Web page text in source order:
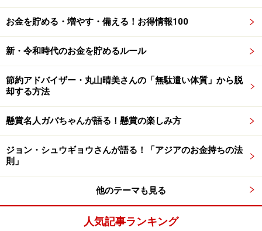
現役時代にもっとこうしておけばよかったと思うことが
あるか、との問いには「運よくここまで資産を積み上げ
お金を貯める・増やす・備える！お得情報100
新・令和時代のお金を貯めるルール
節約アドバイザー・丸山晴美さんの「無駄遣い体質」から脱
却する方法
懸賞名人ガバちゃんが語る！懸賞の楽しみ方
ジョン・シュウギョウさんが語る！「アジアのお金持ちの法
則」
他のテーマも見る
人気記事ランキング